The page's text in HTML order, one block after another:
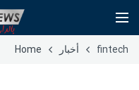
fintech أخبار Home